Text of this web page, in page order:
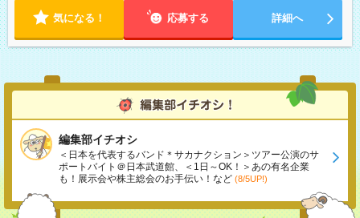
気になる！ 応募する 詳細へ
編集部イチオシ
＜日本を代表するバンド＊サカナクション＞ツアー公演のサ
ポートバイト＠日本武道館、＜1日～OK！＞あの有名企業
も！展示会や株主総会のお手伝い！など (8/5UP!)